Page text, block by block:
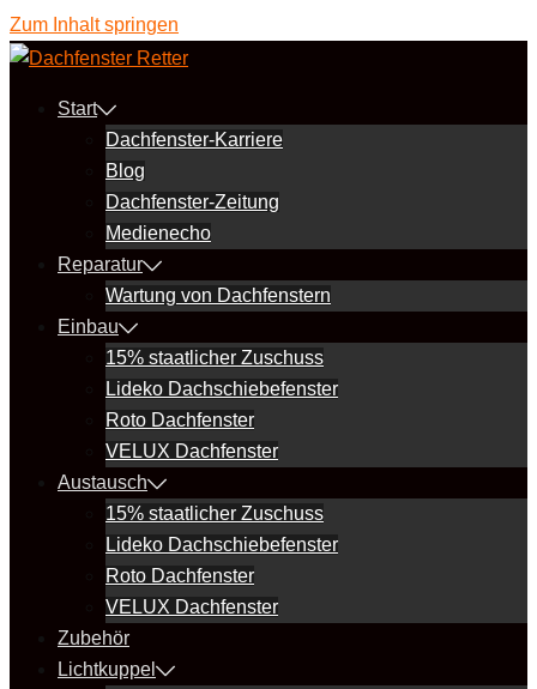
Zum Inhalt springen
Start
Dachfenster-Karriere
Blog
Dachfenster-Zeitung
Medienecho
Reparatur
Wartung von Dachfenstern
Einbau
15% staatlicher Zuschuss
Lideko Dachschiebefenster
Roto Dachfenster
VELUX Dachfenster
Austausch
15% staatlicher Zuschuss
Lideko Dachschiebefenster
Roto Dachfenster
VELUX Dachfenster
Zubehör
Lichtkuppel